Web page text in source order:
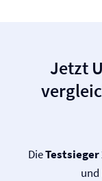
Jetzt
DieTestsieger
und